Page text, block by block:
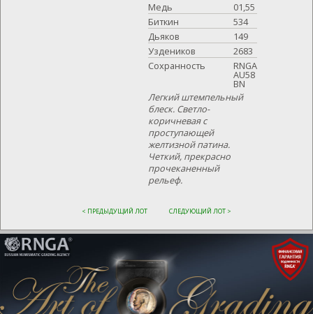
Медь
01,55
Биткин
534
Дьяков
149
Уздеников
2683
Сохранность
RNGA
AU58
BN
Легкий штемпельный
блеск. Светло-
коричневая с
проступающей
желтизной патина.
Четкий, прекрасно
прочеканенный
рельеф.
< ПРЕДЫДУЩИЙ ЛОТ СЛЕДУЮЩИЙ ЛОТ >